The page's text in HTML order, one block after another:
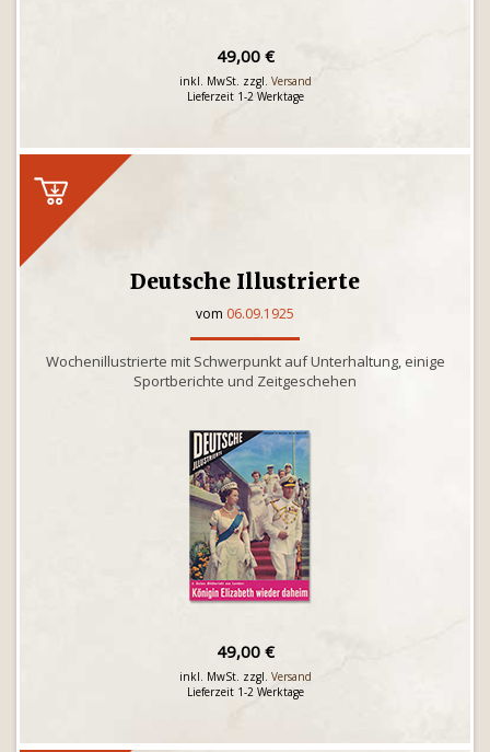
49,00 €
inkl. MwSt. zzgl. Versand
Lieferzeit 1-2 Werktage
Deutsche Illustrierte
vom 06.09.1925
Wochenillustrierte mit Schwerpunkt auf Unterhaltung, einige
Sportberichte und Zeitgeschehen
49,00 €
inkl. MwSt. zzgl. Versand
Lieferzeit 1-2 Werktage